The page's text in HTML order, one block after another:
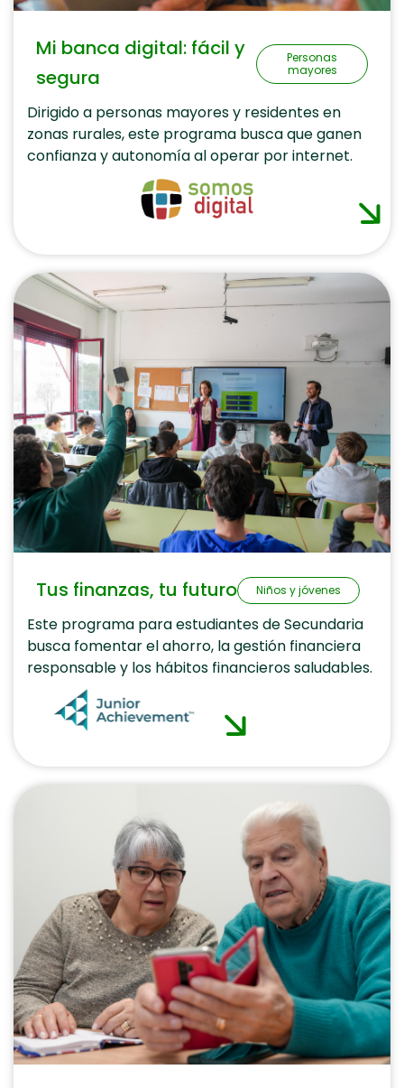
Mi banca digital: fácil y
segura
Personas
mayores
Dirigido a personas mayores y residentes en
zonas rurales, este programa busca que ganen
confianza y autonomía al operar por internet.
Tus finanzas, tu futuro Niños y jóvenes
Este programa para estudiantes de Secundaria
busca fomentar el ahorro, la gestión financiera
responsable y los hábitos financieros saludables.